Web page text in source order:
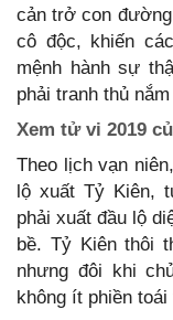
cản trở con
cô độc, khiến
mệnh hành sự
phải tranh thủ
Xem tử vi 2019
Theo lịch vạn
lộ xuất Tỷ Kiên,
phải xuất đầu lộ
bề. Tỷ Kiên thôi
nhưng đôi khi
không ít phiền toái